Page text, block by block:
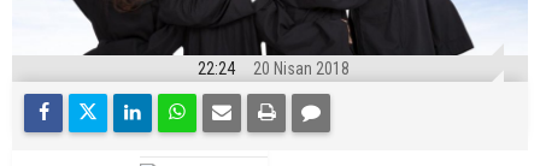
22:24 20 Nisan 2018